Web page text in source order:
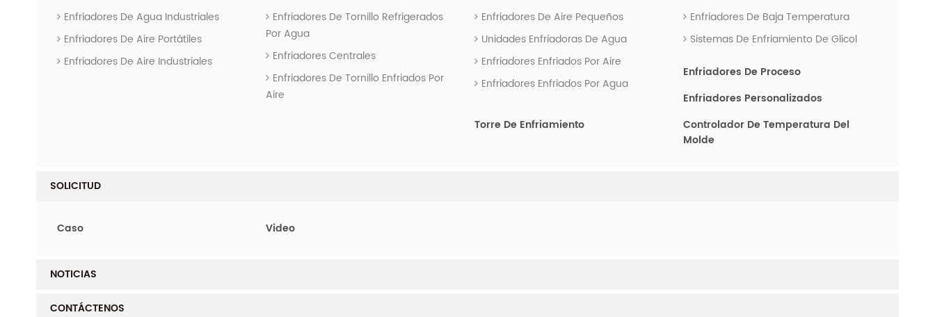
Enfriadores De Agua Industriales
Enfriadores De Aire Portátiles
Enfriadores De Aire Industriales
Enfriadores De Tornillo Refrigerados
Por Agua
Enfriadores Centrales
Enfriadores De Tornillo Enfriados Por
Aire
Enfriadores De Aire Pequeños
Unidades Enfriadoras De Agua
Enfriadores Enfriados Por Aire
Enfriadores Enfriados Por Agua
Enfriadores De Baja Temperatura
Sistemas De Enfriamiento De Glicol
Enfriadores De Proceso
Enfriadores Personalizados
Torre De Enfriamiento
Controlador De Temperatura Del
Molde
SOLICITUD
Caso Video
NOTICIAS
CONTÁCTENOS